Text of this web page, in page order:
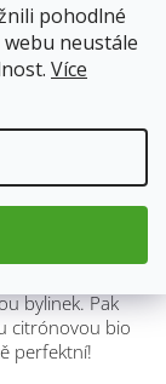
pohodlné
neustále
Více
bylinek. Pak
citrónovou bio
perfektní!